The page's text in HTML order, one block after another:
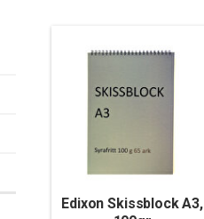
Edixon Skissblock A3,